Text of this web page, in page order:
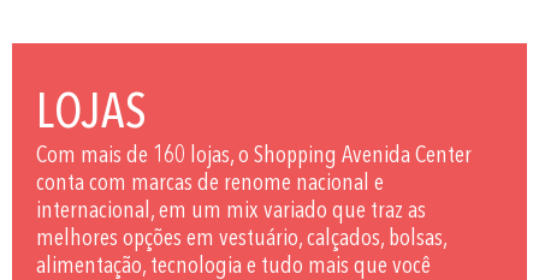
LOJAS
Com mais de 160 lojas, o Shopping Avenida Center
conta com marcas de renome nacional e
internacional, em um mix variado que traz as
melhores opções em vestuário, calçados, bolsas,
alimentação, tecnologia e tudo mais que você